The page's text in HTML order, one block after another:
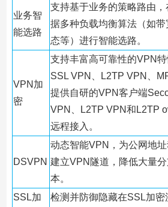
业务智
能选路
支持基于业务的策略路由
据多种负载均衡算法（如
态等）进行智能选路。
VPN加
密
支持丰富高可靠性的VPN特
SSL VPN、L2TP VPN、
提供自研的VPN客户端
VPN、L2TP VPN和L2TP
远程接入。
DSVPN
动态智能VPN，为公网地
建立VPN隧道，降低大量
本。
SSL加
检测并防御隐藏在SSL加